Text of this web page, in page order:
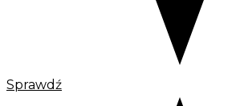
Sprawdź